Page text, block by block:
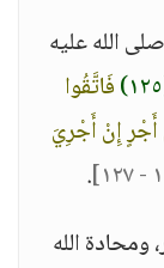
الله عليه
فَاتَّقُوا
أَجْرٍ إِنْ أَجْرِيَ
.
ومحادة الله